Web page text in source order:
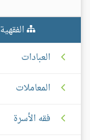
الفقهية
العبادات
المعاملات
فقه الأسرة